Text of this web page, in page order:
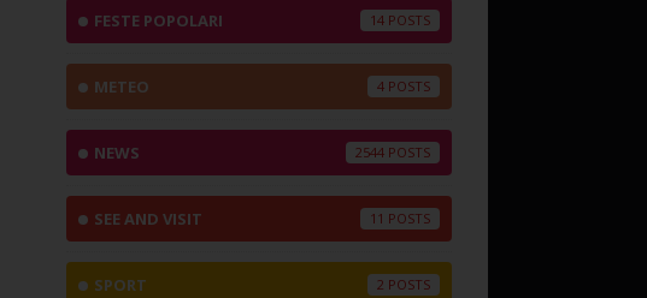
FESTE POPOLARI 14
METEO 4
NEWS 2544
SEE AND VISIT 11
SPORT 2